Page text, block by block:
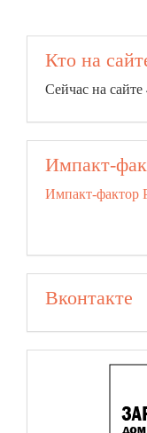
Кто на
Сейчас на сайте
Импакт-
Импакт-фактор
Вконтакте